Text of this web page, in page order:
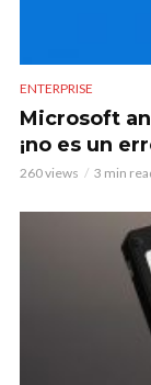
ENTERPRISE
Microsoft
¡no es un
260 views 3 min